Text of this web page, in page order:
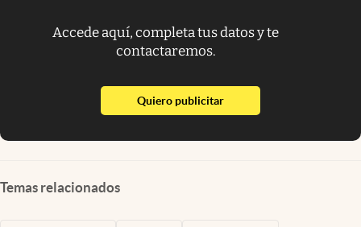
Accede aquí, completa tus datos y te
contactaremos.
Quiero publicitarabre en nueva pestaña
Temas relacionados